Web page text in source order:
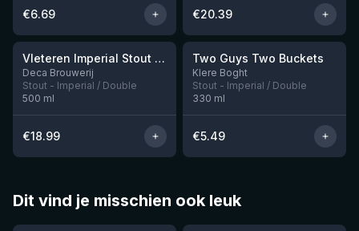
€6.69 €20.39
Nog 1Vleteren Imperial Stout Ardmore Whisky BA
Deca Brouwerij
Stout - Imperial / Double
500 ml
€18.99
★3.92
Two Guys Two Buckets
Klere Boght
Stout - Imperial / Double
330 ml
€5.49
Dit vind je misschien ook leuk
★4.46 ★4.48